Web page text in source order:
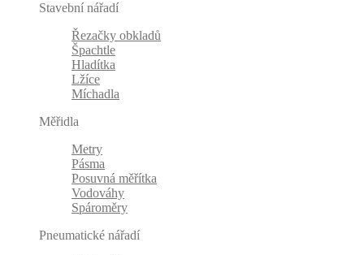
Stavební nářadí
Řezačky obkladů
Špachtle
Hladítka
Lžíce
Míchadla
Měřidla
Metry
Pásma
Posuvná měřítka
Vodováhy
Spároměry
Pneumatické nářadí